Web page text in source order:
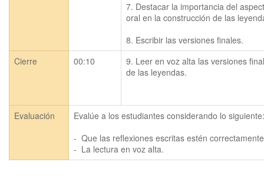
7. Destacar la importancia del
oral en la construcción de las
8. Escribir las versiones finales.
Cierre
00:10
9. Leer en voz alta las versiones
de las leyendas.
Evaluación
Evalúe a los estudiantes considerando lo siguiente:
-  Que las reflexiones escritas estén